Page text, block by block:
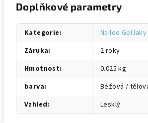
Doplňkové parametry
Kategorie:
Nailee Gel
Záruka:
2 roky
Hmotnost:
0.025 kg
barva:
Béžová /
Vzhled: Lesklý